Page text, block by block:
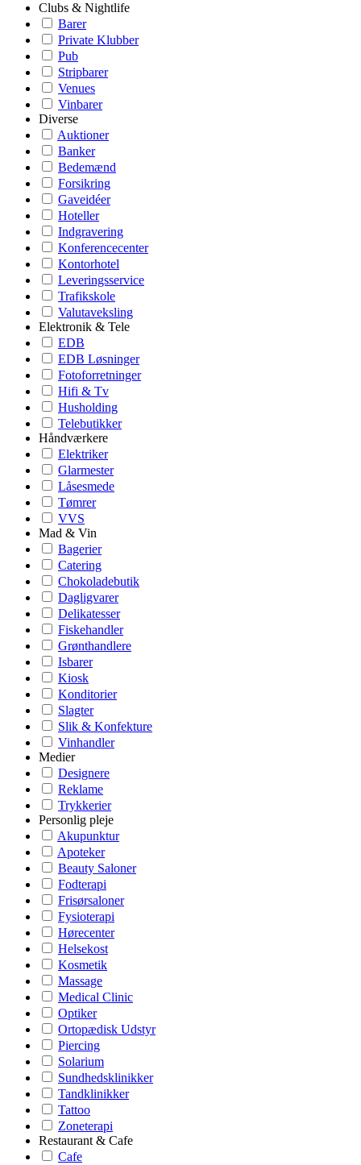
Clubs & Nightlife
Barer
Private Klubber
Pub
Stripbarer
Venues
Vinbarer
Diverse
Auktioner
Banker
Bedemænd
Forsikring
Gaveidéer
Hoteller
Indgravering
Konferencecenter
Kontorhotel
Leveringsservice
Trafikskole
Valutaveksling
Elektronik & Tele
EDB
EDB Løsninger
Fotoforretninger
Hifi & Tv
Husholding
Telebutikker
Håndværkere
Elektriker
Glarmester
Låsesmede
Tømrer
VVS
Mad & Vin
Bagerier
Catering
Chokoladebutik
Dagligvarer
Delikatesser
Fiskehandler
Grønthandlere
Isbarer
Kiosk
Konditorier
Slagter
Slik & Konfekture
Vinhandler
Medier
Designere
Reklame
Trykkerier
Personlig pleje
Akupunktur
Apoteker
Beauty Saloner
Fodterapi
Frisørsaloner
Fysioterapi
Hørecenter
Helsekost
Kosmetik
Massage
Medical Clinic
Optiker
Ortopædisk Udstyr
Piercing
Solarium
Sundhedsklinikker
Tandklinikker
Tattoo
Zoneterapi
Restaurant & Cafe
Cafe